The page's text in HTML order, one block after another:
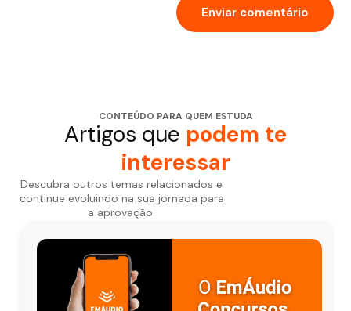
CONTEÚDO PARA QUEM ESTUDA
Artigos que podem te
interessar
Descubra outros temas relacionados e
continue evoluindo na sua jornada para
a aprovação.